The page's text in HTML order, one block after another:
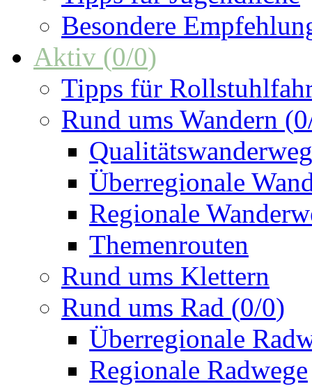
Besondere
Aktiv (0/0)
Tipps für
Rund ums Wandern (0
Überregionale
Regionale
Themenrouten
Rund ums Klettern
Rund ums Rad (0/0)
Überregionale
Regionale Radwege